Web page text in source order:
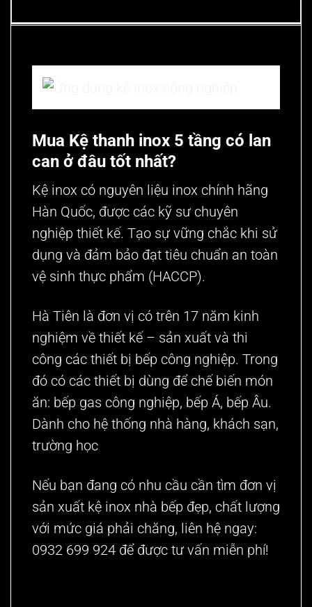
Mua Kệ thanh inox 5 tầng có lan
can ở đâu tốt nhất?
Kệ inox có nguyên liệu inox chính hãng
Hàn Quốc, được các kỹ sư chuyên
nghiệp thiết kế. Tạo sự vững chắc khi sử
dụng và đảm bảo đạt tiêu chuẩn an toàn
vệ sinh thực phẩm (HACCP).
Hà Tiên là đơn vị có trên 17 năm kinh
nghiệm về thiết kế – sản xuất và thi
công các thiết bị bếp công nghiệp. Trong
đó có các thiết bị dùng để chế biến món
ăn: bếp gas công nghiệp, bếp Á, bếp Âu.
Dành cho hệ thống nhà hàng, khách sạn,
trường học
Nếu bạn đang có nhu cầu cần tìm đơn vị
sản xuất kệ inox nhà bếp đẹp, chất lượng
với mức giá phải chăng, liên hệ ngay:
0932 699 924 để được tư vấn miễn phí!